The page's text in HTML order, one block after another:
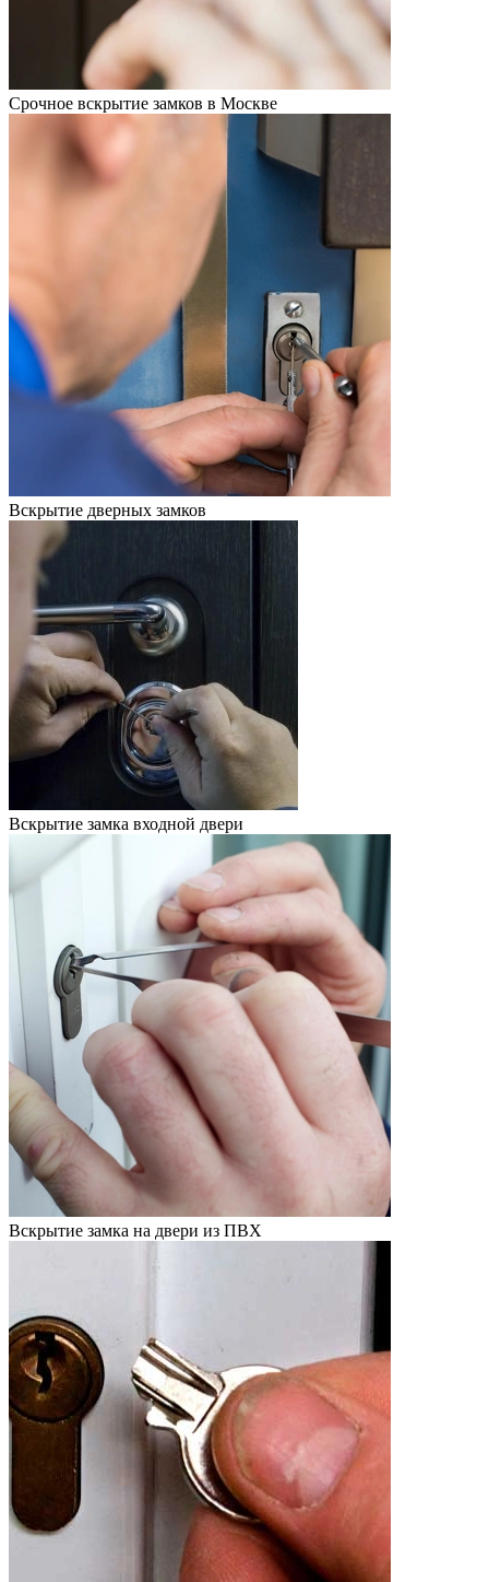
Срочное вскрытие замков в Москве
Вскрытие дверных замков
Вскрытие замка входной двери
Вскрытие замка на двери из ПВХ